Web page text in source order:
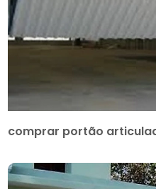
comprar portão